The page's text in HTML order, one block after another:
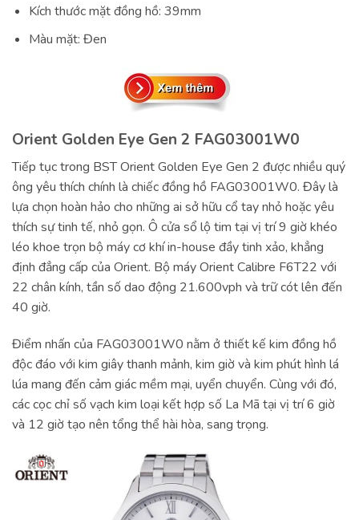
Kích thước mặt đồng hồ: 39mm
Màu mặt: Đen
Orient Golden Eye Gen 2 FAG03001W0
Tiếp tục trong BST Orient Golden Eye Gen 2 được nhiều quý
ông yêu thích chính là chiếc đồng hồ FAG03001W0. Đây là
lựa chọn hoàn hảo cho những ai sở hữu cổ tay nhỏ hoặc yêu
thích sự tinh tế, nhỏ gọn. Ô cửa sổ lộ tim tại vị trí 9 giờ khéo
léo khoe trọn bộ máy cơ khí in-house đầy tinh xảo, khẳng
định đẳng cấp của Orient. Bộ máy Orient Calibre F6T22 với
22 chân kính, tần số dao động 21.600vph và trữ cót lên đến
40 giờ.
Điểm nhấn của FAG03001W0 nằm ở thiết kế kim đồng hồ
độc đáo với kim giây thanh mảnh, kim giờ và kim phút hình lá
lúa mang đến cảm giác mềm mại, uyển chuyển. Cùng với đó,
các cọc chỉ số vạch kim loại kết hợp số La Mã tại vị trí 6 giờ
và 12 giờ tạo nên tổng thể hài hòa, sang trọng.